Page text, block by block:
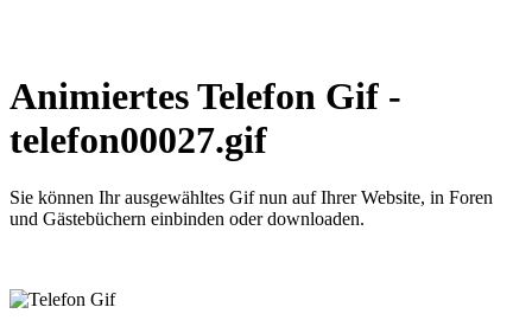
Animiertes Telefon Gif -
telefon00027.gif
Sie können Ihr ausgewähltes Gif nun auf Ihrer Website, in Foren
und Gästebüchern einbinden oder downloaden.